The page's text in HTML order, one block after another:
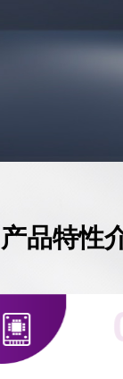
产品特性